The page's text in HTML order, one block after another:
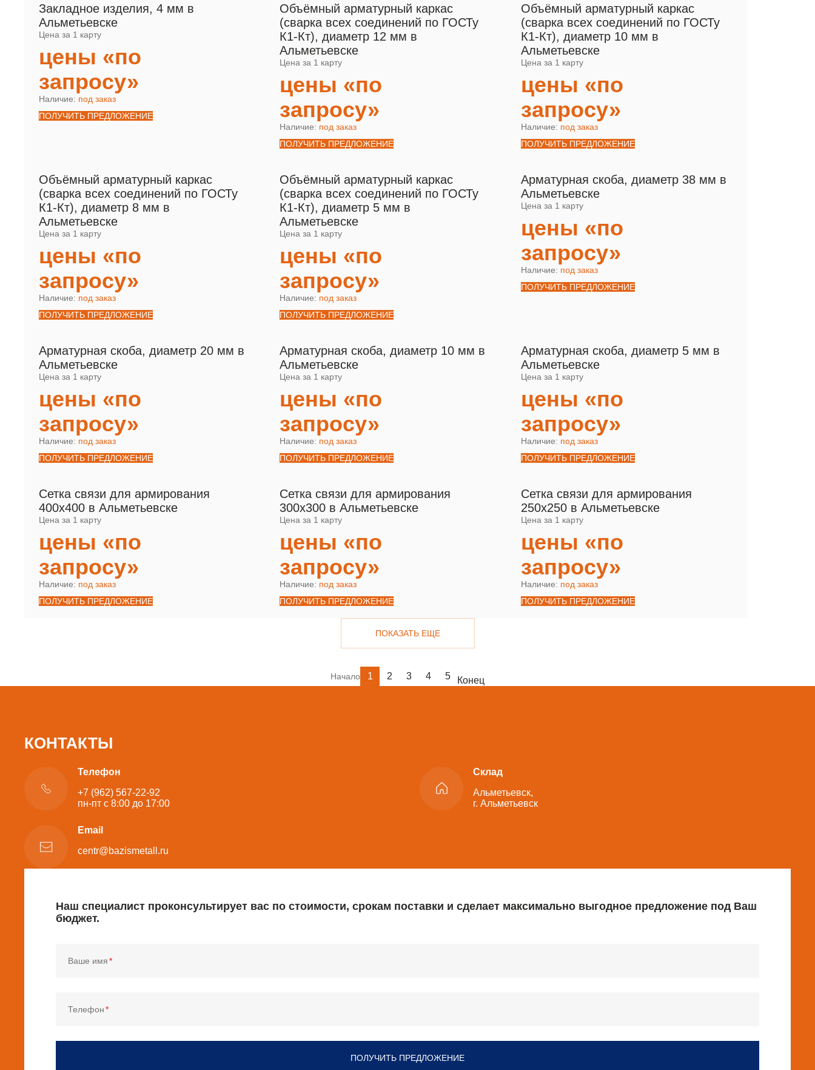
Закладное изделия, 4 мм в
Альметьевске
Цена за 1 карту
цены «по
запросу»
Наличие: под заказ
ПОЛУЧИТЬ ПРЕДЛОЖЕНИЕ
Объёмный арматурный каркас
(сварка всех соединений по ГОСТу
К1-Кт), диаметр 12 мм в
Альметьевске
Цена за 1 карту
цены «по
запросу»
Наличие: под заказ
ПОЛУЧИТЬ ПРЕДЛОЖЕНИЕ
Объёмный арматурный каркас
(сварка всех соединений по ГОСТу
К1-Кт), диаметр 10 мм в
Альметьевске
Цена за 1 карту
цены «по
запросу»
Наличие: под заказ
ПОЛУЧИТЬ ПРЕДЛОЖЕНИЕ
Объёмный арматурный каркас
(сварка всех соединений по ГОСТу
К1-Кт), диаметр 8 мм в
Альметьевске
Цена за 1 карту
цены «по
запросу»
Наличие: под заказ
ПОЛУЧИТЬ ПРЕДЛОЖЕНИЕ
Объёмный арматурный каркас
(сварка всех соединений по ГОСТу
К1-Кт), диаметр 5 мм в
Альметьевске
Цена за 1 карту
цены «по
запросу»
Наличие: под заказ
ПОЛУЧИТЬ ПРЕДЛОЖЕНИЕ
Арматурная скоба, диаметр 38 мм в
Альметьевске
Цена за 1 карту
цены «по
запросу»
Наличие: под заказ
ПОЛУЧИТЬ ПРЕДЛОЖЕНИЕ
Арматурная скоба, диаметр 20 мм в
Альметьевске
Цена за 1 карту
цены «по
запросу»
Наличие: под заказ
ПОЛУЧИТЬ ПРЕДЛОЖЕНИЕ
Арматурная скоба, диаметр 10 мм в
Альметьевске
Цена за 1 карту
цены «по
запросу»
Наличие: под заказ
ПОЛУЧИТЬ ПРЕДЛОЖЕНИЕ
Арматурная скоба, диаметр 5 мм в
Альметьевске
Цена за 1 карту
цены «по
запросу»
Наличие: под заказ
ПОЛУЧИТЬ ПРЕДЛОЖЕНИЕ
Сетка связи для армирования
400х400 в Альметьевске
Цена за 1 карту
цены «по
запросу»
Наличие: под заказ
ПОЛУЧИТЬ ПРЕДЛОЖЕНИЕ
Сетка связи для армирования
300х300 в Альметьевске
Цена за 1 карту
цены «по
запросу»
Наличие: под заказ
ПОЛУЧИТЬ ПРЕДЛОЖЕНИЕ
Сетка связи для армирования
250х250 в Альметьевске
Цена за 1 карту
цены «по
запросу»
Наличие: под заказ
ПОЛУЧИТЬ ПРЕДЛОЖЕНИЕ
ПОКАЗАТЬ ЕЩЕ
Начало 1 2 3 4 5 Конец
КОНТАКТЫ
Телефон
+7 (962) 567-22-92
пн-пт с 8:00 до 17:00
Склад
Альметьевск,
г. Альметьевск
Email
centr@bazismetall.ru
Наш специалист проконсультирует вас по стоимости, срокам поставки и сделает максимально выгодное предложение под Ваш
бюджет.
Ваше имя
Телефон
ПОЛУЧИТЬ ПРЕДЛОЖЕНИЕ